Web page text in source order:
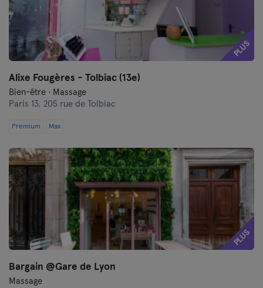
PLUS
Alixe Fougères - Tolbiac (13e)
Bien-être · Massage
Paris 13, 205 rue de Tolbiac
Premium Max
PLUS
Bargain @Gare de Lyon
Massage